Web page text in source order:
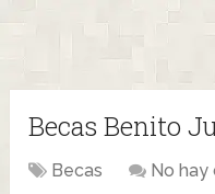
Becas Benito
Becas No